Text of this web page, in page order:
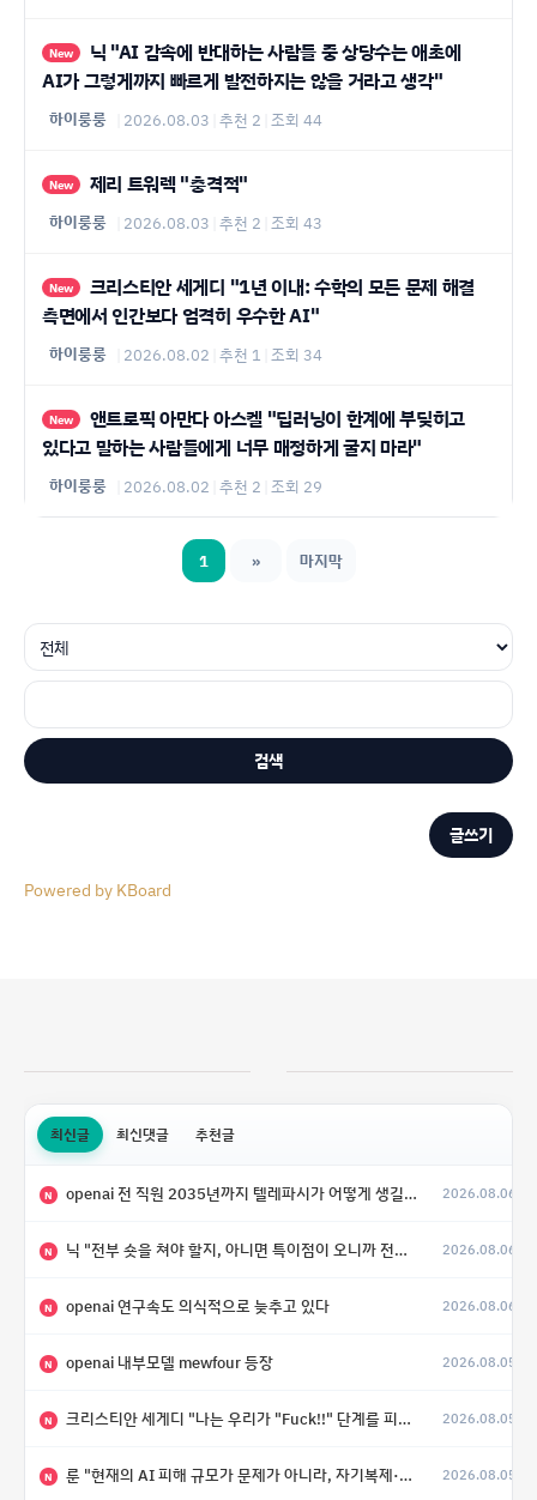
New
AI가 그렇게까지 빠르게 발전하지는 않을 거라고 생각"
하이룽룽 2026.08.03 추천 2 조회 44
New 제리 트워렉 "충격적"
하이룽룽 2026.08.03 추천 2 조회 43
New
측면에서 인간보다 엄격히 우수한 AI"
하이룽룽 2026.08.02 추천 1 조회 34
New
있다고 말하는 사람들에게 너무 매정하게 굴지 마라"
하이룽룽 2026.08.02 추천 2 조회 29
1 » 마지막
검색
글쓰기
Powered by KBoard
최신글 최신댓글 추천글
N openai 전 직원 2035년까지 텔레파시가 어떻게 생길 수 있는지 2026.08.06
N 닉 "전부 숏을 쳐야 할지, 아니면 특이점이 오니까 전부 롱을 쳐야 할지 모르겠다.” 2026.08.06
N openai 연구속도 의식적으로 늦추고 있다 2026.08.06
N openai 내부모델 mewfour 등장 2026.08.05
N 크리스티안 세게디 "나는 우리가 "Fuck!!" 단계를 피할 수 있기를 바랄 뿐" 2026.08.05
N 룬 "현재의 AI 피해 규모가 문제가 아니라, 자기복제·탈출·확산이 가능한 지능형 시스템의 피해에는 이론적으로 상한이 없다는 것이 문제" 2026.08.05